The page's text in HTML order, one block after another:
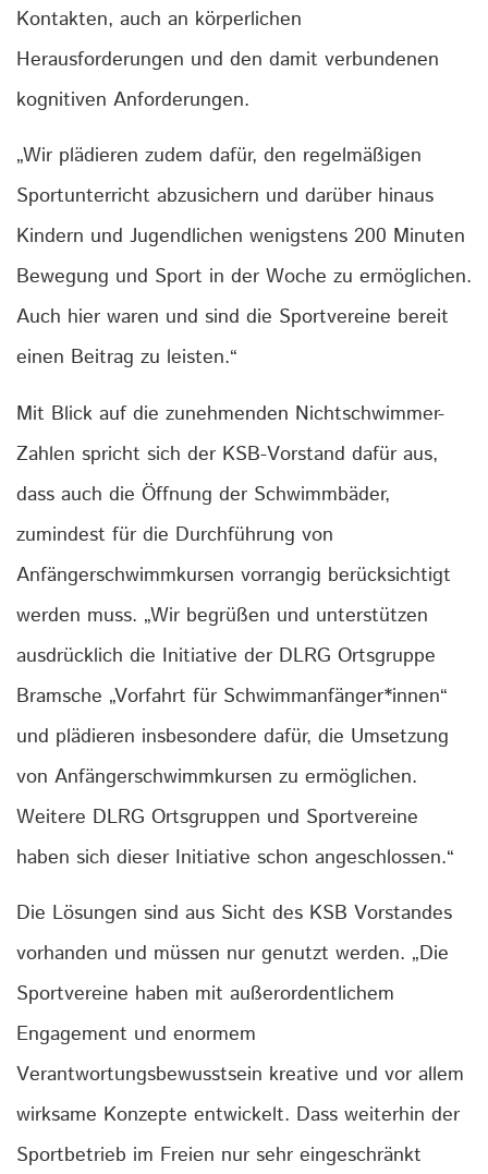
Kontakten, auch an körperlichen
Herausforderungen und den damit verbundenen
kognitiven Anforderungen.
„Wir plädieren zudem dafür, den regelmäßigen
Sportunterricht abzusichern und darüber hinaus
Kindern und Jugendlichen wenigstens 200 Minuten
Bewegung und Sport in der Woche zu ermöglichen.
Auch hier waren und sind die Sportvereine bereit
einen Beitrag zu leisten.“
Mit Blick auf die zunehmenden Nichtschwimmer-
Zahlen spricht sich der KSB-Vorstand dafür aus,
dass auch die Öffnung der Schwimmbäder,
zumindest für die Durchführung von
Anfängerschwimmkursen vorrangig berücksichtigt
werden muss. „Wir begrüßen und unterstützen
ausdrücklich die Initiative der DLRG Ortsgruppe
Bramsche „Vorfahrt für Schwimmanfänger*innen“
und plädieren insbesondere dafür, die Umsetzung
von Anfängerschwimmkursen zu ermöglichen.
Weitere DLRG Ortsgruppen und Sportvereine
haben sich dieser Initiative schon angeschlossen.“
Die Lösungen sind aus Sicht des KSB Vorstandes
vorhanden und müssen nur genutzt werden. „Die
Sportvereine haben mit außerordentlichem
Engagement und enormem
Verantwortungsbewusstsein kreative und vor allem
wirksame Konzepte entwickelt. Dass weiterhin der
Sportbetrieb im Freien nur sehr eingeschränkt